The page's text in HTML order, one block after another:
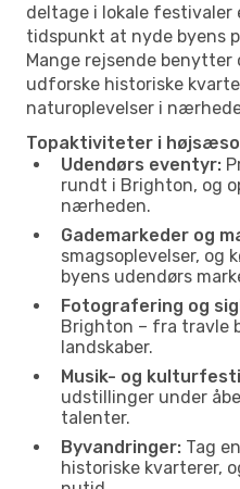
deltage i lokale
tidspunkt at nyde byens
Mange rejsende
udforske historiske
naturoplevelser i
Topaktiviteter i
Udendørs eventyr:
rundt i Brighton, og
nærheden.
Gademarkeder og
smagsoplevelser, og
byens udendørs
Fotografering og
Brighton – fra travle
landskaber.
Musik- og
udstillinger under
talenter.
Byvandringer: Tag
historiske kvarterer,